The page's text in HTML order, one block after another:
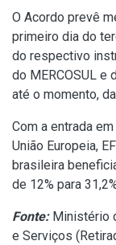
O Acordo prevê
primeiro dia do
do respectivo
do MERCOSUL e
até o momento,
Com a entrada
União Europeia,
brasileira
de 12% para
Fonte:Ministério
e Serviços (